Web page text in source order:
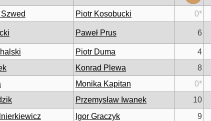
Szwed Piotr Kosobucki 0*
Paweł Prus 6
Piotr Duma 4
Konrad Plewa 8
Monika Kapitan 0*
Przemysław Iwanek 10
Igor Graczyk 9